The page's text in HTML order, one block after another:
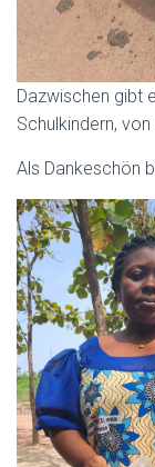
Dazwischen gibt
Schulkindern,
Als Dankeschön